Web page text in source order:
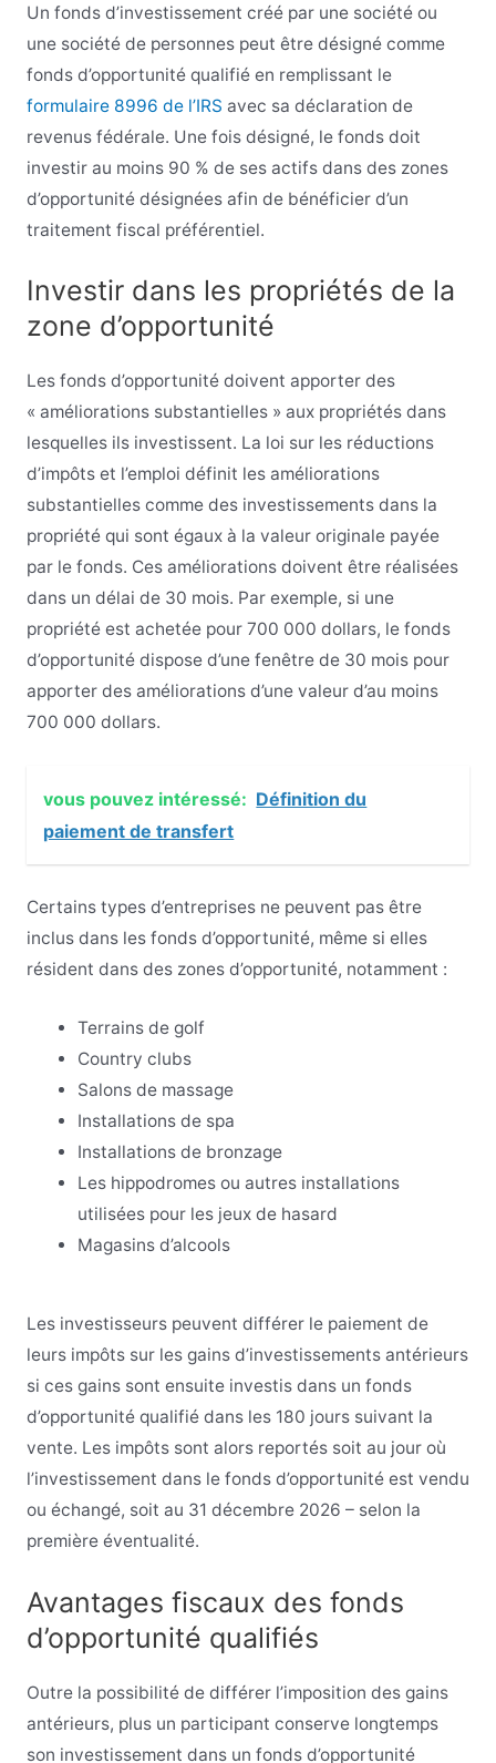
Un fonds d’investissement créé par une société ou
une société de personnes peut être désigné comme
fonds d’opportunité qualifié en remplissant le
formulaire 8996 de l’IRS avec sa déclaration de
revenus fédérale. Une fois désigné, le fonds doit
investir au moins 90 % de ses actifs dans des zones
d’opportunité désignées afin de bénéficier d’un
traitement fiscal préférentiel.
Investir dans les propriétés de la
zone d’opportunité
Les fonds d’opportunité doivent apporter des
« améliorations substantielles » aux propriétés dans
lesquelles ils investissent. La loi sur les réductions
d’impôts et l’emploi définit les améliorations
substantielles comme des investissements dans la
propriété qui sont égaux à la valeur originale payée
par le fonds. Ces améliorations doivent être réalisées
dans un délai de 30 mois. Par exemple, si une
propriété est achetée pour 700 000 dollars, le fonds
d’opportunité dispose d’une fenêtre de 30 mois pour
apporter des améliorations d’une valeur d’au moins
700 000 dollars.
vous pouvez intéressé: Définition du
paiement de transfert
Certains types d’entreprises ne peuvent pas être
inclus dans les fonds d’opportunité, même si elles
résident dans des zones d’opportunité, notamment :
Terrains de golf
Country clubs
Salons de massage
Installations de spa
Installations de bronzage
Les hippodromes ou autres installations
utilisées pour les jeux de hasard
Magasins d’alcools
Les investisseurs peuvent différer le paiement de
leurs impôts sur les gains d’investissements antérieurs
si ces gains sont ensuite investis dans un fonds
d’opportunité qualifié dans les 180 jours suivant la
vente. Les impôts sont alors reportés soit au jour où
l’investissement dans le fonds d’opportunité est vendu
ou échangé, soit au 31 décembre 2026 – selon la
première éventualité.
Avantages fiscaux des fonds
d’opportunité qualifiés
Outre la possibilité de différer l’imposition des gains
antérieurs, plus un participant conserve longtemps
son investissement dans un fonds d’opportunité